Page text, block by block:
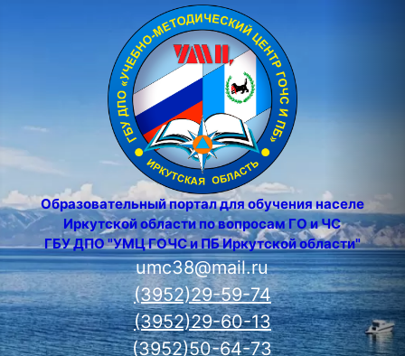
Образовательный портал для обучения населения
Иркутской области по вопросам ГО и ЧС
ГБУ ДПО "УМЦ ГОЧС и ПБ Иркутской области"
umc38@mail.ru
(3952)29-59-74
(3952)29-60-13
(3952)50-64-73